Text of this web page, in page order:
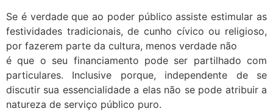
Se é verdade que ao poder público assiste estimular as
festividades tradicionais, de cunho cívico ou religioso,
por fazerem parte da cultura, menos verdade não
é que o seu financiamento pode ser partilhado com
particulares. Inclusive porque, independente de se
discutir sua essencialidade a elas não se pode atribuir a
natureza de serviço público puro.